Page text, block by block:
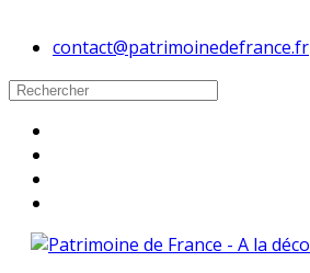
contact@patrimoinedefrance.fr